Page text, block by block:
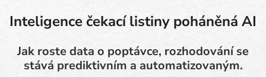
Inteligence čekací listiny poháněná AI
Jak roste data o poptávce, rozhodování se
stává prediktivním a automatizovaným.